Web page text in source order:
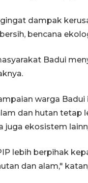
dampak
bencana
Badui
warga
dan hutan tetap
juga ekosistem
lebih berpihak
dan alam,"